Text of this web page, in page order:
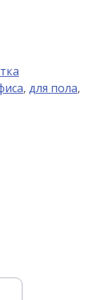
, для пола,